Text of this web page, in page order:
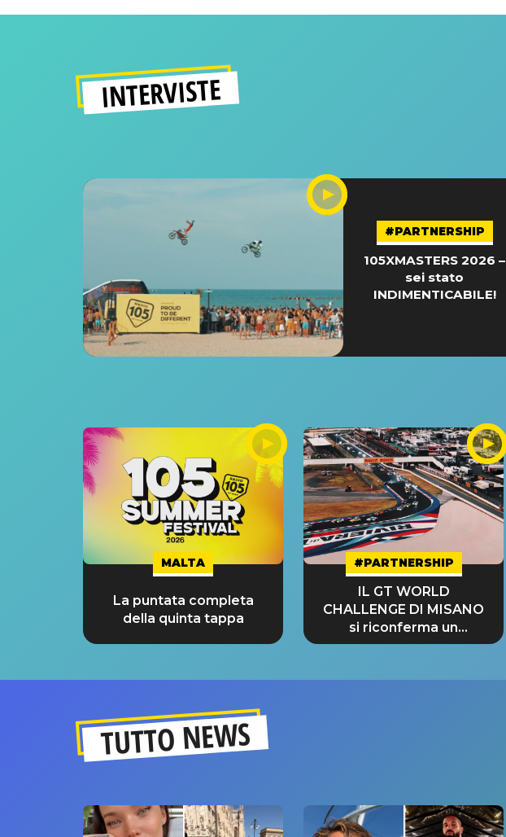
INTERVISTE
#PARTNERSHIP
105XMASTERS 2026 –
sei stato
INDIMENTICABILE!
MALTA
La puntata completa
della quinta tappa
#PARTNERSHIP
IL GT WORLD
CHALLENGE DI MISANO
si riconferma un
GRANDE SUCCESSO!
TUTTO NEWS